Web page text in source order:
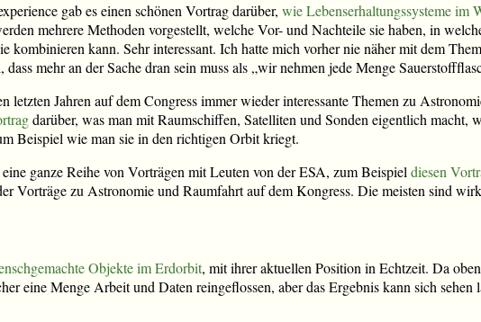
gab es einen schönen Vortrag darüber, wie Lebenserhaltungssysteme im
mehrere Methoden vorgestellt, welche Vor- und Nachteile sie haben, in
kombinieren kann. Sehr interessant. Ich hatte mich vorher nie näher mit dem
mehr an der Sache dran sein muss als „wir nehmen jede Menge
letzten Jahren auf dem Congress immer wieder interessante Themen zu
darüber, was man mit Raumschiffen, Satelliten und Sonden eigentlich macht,
Beispiel wie man sie in den richtigen Orbit kriegt.
ganze Reihe von Vorträgen mit Leuten von der ESA, zum Beispieldiesen
Vorträge zu Astronomie und Raumfahrt auf dem Kongress. Die meisten sind
Objekte im Erdorbit, mit ihrer aktuellen Position in Echtzeit. Da
eine Menge Arbeit und Daten reingeflossen, aber das Ergebnis kann sich sehen